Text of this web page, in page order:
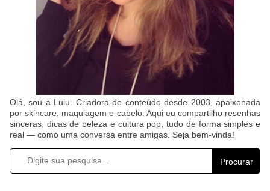
Olá, sou a Lulu. Criadora de conteúdo desde 2003, apaixonada
por skincare, maquiagem e cabelo. Aqui eu compartilho resenhas
sinceras, dicas de beleza e cultura pop, tudo de forma simples e
real — como uma conversa entre amigas. Seja bem-vinda!
Procurar